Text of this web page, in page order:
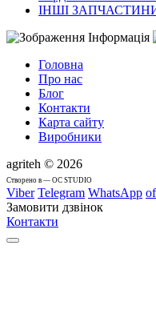
ІНШІ
Інформація
Головна
Про нас
Блог
Контакти
Карта сайту
Виробники
agriteh © 2026
Cтворено в — OC STUDIO
Viber Telegram WhatsApp
Замовити дзвінок
Контакти